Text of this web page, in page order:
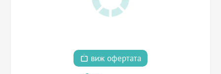
виж офертата